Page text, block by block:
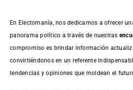
En Electomanía, nos dedicamos a ofrecer
panorama político a través de nuestras
compromiso es brindar información
convirtiéndonos en un referente
tendencias y opiniones que moldean el